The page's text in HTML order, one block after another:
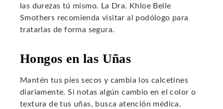
las durezas tú mismo. La Dra. Khloe Belle
Smothers recomienda visitar al podólogo para
tratarlas de forma segura.
Hongos en las Uñas
Mantén tus pies secos y cambia los calcetines
diariamente. Si notas algún cambio en el color o
textura de tus uñas, busca atención médica.